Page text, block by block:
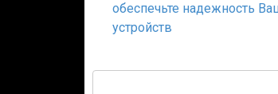
обеспечьте надежность
устройств